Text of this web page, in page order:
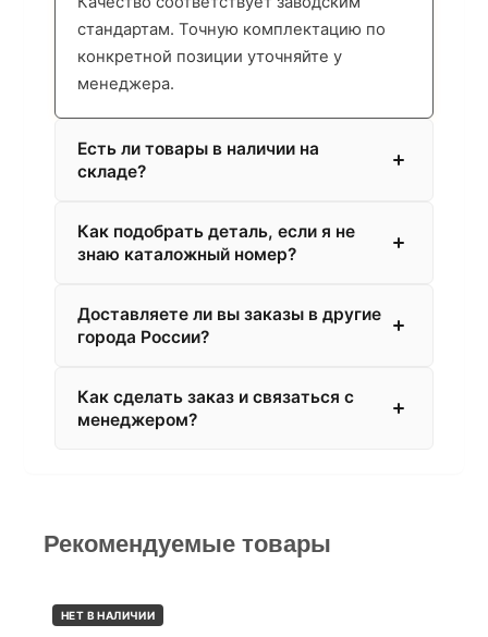
стандартам. Точную комплектацию по
конкретной позиции уточняйте у
менеджера.
Есть ли товары в наличии на
складе?
Как подобрать деталь, если я не
знаю каталожный номер?
Доставляете ли вы заказы в другие
города России?
Как сделать заказ и связаться с
менеджером?
Рекомендуемые товары
НЕТ В НАЛИЧИИ